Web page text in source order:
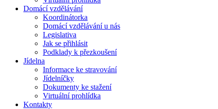
Domácí vzdělávání
Koordinátorka
Domácí vzdělávání u nás
Legislativa
Jak se přihlásit
Podklady k přezkoušení
Jídelna
Informace ke stravování
Jídelníčky
Dokumenty ke stažení
Virtuální prohlídka
Kontakty